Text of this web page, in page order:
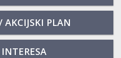
AKCIJSKI PLAN